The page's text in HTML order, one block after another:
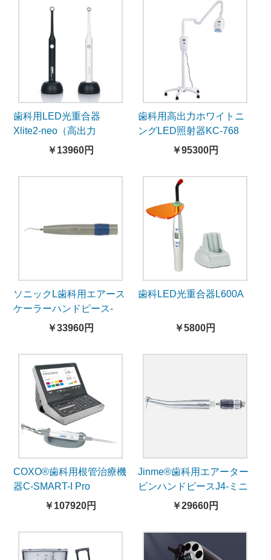
歯科用LED光重合器
Xlite2-neo（高出力
2300mW/cm²）
￥13960円
歯科用高出力ホワイトニ
ングLED照射器KC-768
￥95300円
ソニックL歯科用エアース
ケーラーハンドピース-
KaVo®MULTlflex®LUXカ
￥33960円
歯科LED光重合器L600A
￥5800円
COXO®歯科用根管治療機
器C-SMART-I Pro
￥107920円
Jinme®歯科用エアーター
ビンハンドピースJ4-ミニ
￥29660円